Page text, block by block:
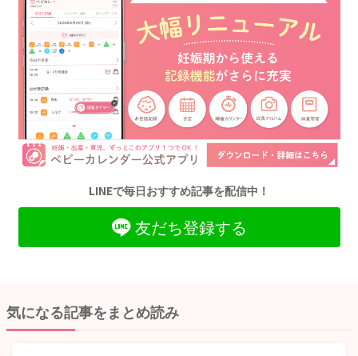
LINEで毎日おすすめ記事を配信中！
友だち登録する
気になる記事をまとめ読み